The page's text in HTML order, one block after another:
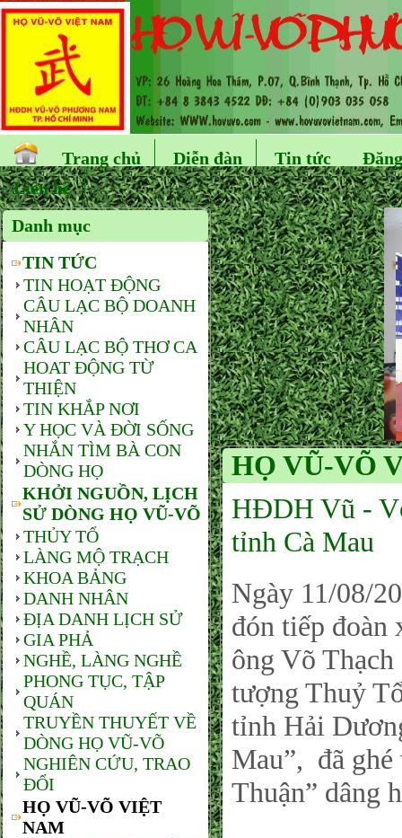
Trang chủ Diễn đàn Tin tức
Liên hệ
Danh mục
TIN TỨC
TIN HOẠT ĐỘNG
CÂU LẠC BỘ DOANH
NHÂN
CÂU LẠC BỘ THƠ CA
HOAT ĐỘNG TỪ
THIỆN
TIN KHẮP NƠI
Y HỌC VÀ ĐỜI SỐNG
NHẮN TÌM BÀ CON
DÒNG HỌ
KHỞI NGUỒN, LỊCH
SỬ DÒNG HỌ VŨ-VÕ
THỦY TỔ
LÀNG MỘ TRẠCH
KHOA BẢNG
DANH NHÂN
ĐỊA DANH LỊCH SỬ
GIA PHẢ
NGHỀ, LÀNG NGHỀ
PHONG TỤC, TẬP
QUÁN
TRUYỀN THUYẾT VỀ
DÒNG HỌ VŨ-VÕ
NGHIÊN CỨU, TRAO
ĐỔI
HỌ VŨ-VÕ VIỆT
NAM
HỌ VŨ-VÕ
HĐDH Vũ -
tỉnh Cà Mau
Ngày 11/08/
đón tiếp
ông Võ
tượng Thuỷ
tỉnh Hải
Mau”, đã
Thuận” dâng